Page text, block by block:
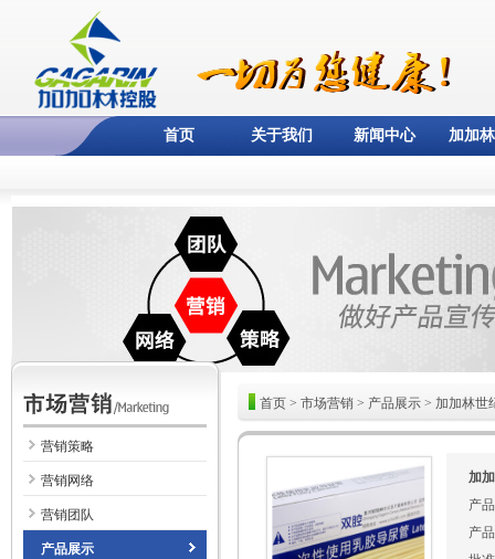
首页 关于我们 新闻中心 加加
营销策略
营销网络
营销团队
产品展示
首页> 市场营销 > 产品展示> 加加林世
加
产
产